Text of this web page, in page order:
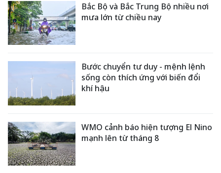
Bắc Bộ và Bắc Trung Bộ nhiều nơi
mưa lớn từ chiều nay
Bước chuyển tư duy - mệnh lệnh
sống còn thích ứng với biến đổi
khí hậu
WMO cảnh báo hiện tượng El Nino
mạnh lên từ tháng 8